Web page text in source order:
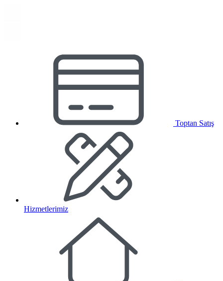
Toptan Satış
Hizmetlerimiz